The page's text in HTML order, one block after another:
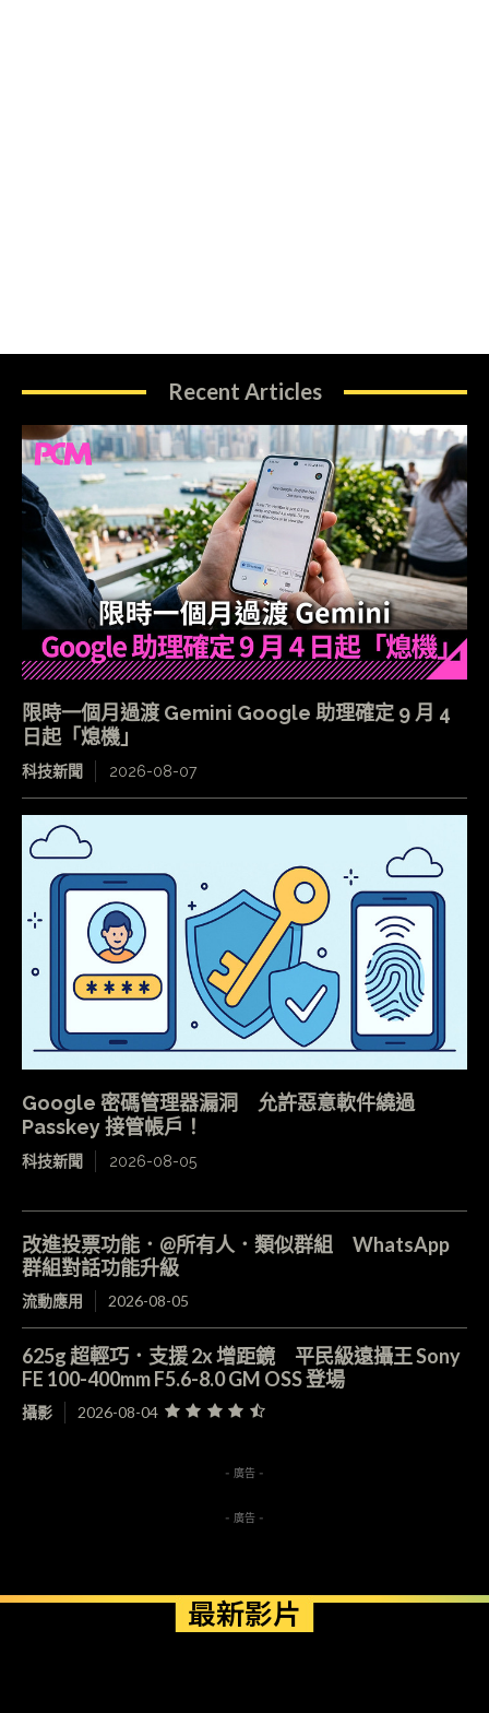
Recent Articles
限時一個月過渡 Gemini Google 助理確定 9 月 4
日起「熄機」
科技新聞 2026-08-07
Google 密碼管理器漏洞 允許惡意軟件繞過
Passkey 接管帳戶！
科技新聞 2026-08-05
改進投票功能．@所有人．類似群組 WhatsApp
群組對話功能升級
流動應用 2026-08-05
625g 超輕巧．支援 2x 增距鏡 平民級遠攝王 Sony
FE 100-400mm F5.6-8.0 GM OSS 登場
攝影 2026-08-04
- 廣告 -
- 廣告 -
最新影片